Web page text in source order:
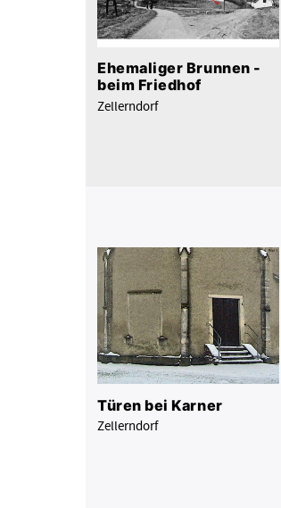
Ehemaliger Brunnen -
beim Friedhof
Zellerndorf
Türen bei Karner
Zellerndorf